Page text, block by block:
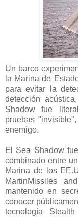
Un barco
la Marina de
para evitar la
detección
Shadow fue
pruebas
enemigo.
El Sea Shadow
combinado entre
Marina de los
MartinMissiles
mantenido en
conocer
tecnología